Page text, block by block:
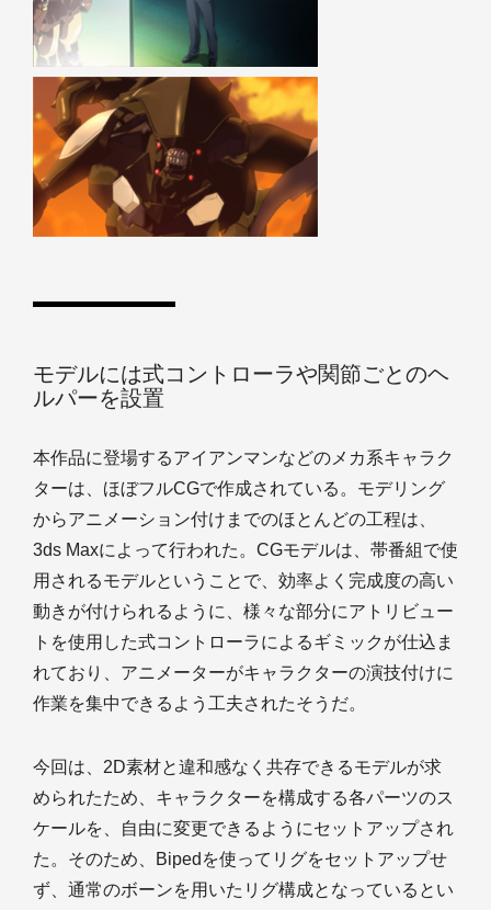
モデルには式コントローラや関節ごとのヘ
ルパーを設置
本作品に登場するアイアンマンなどのメカ系キャラク
ターは、ほぼフルCGで作成されている。モデリング
からアニメーション付けまでのほとんどの工程は、
3ds Maxによって行われた。CGモデルは、帯番組で使
用されるモデルということで、効率よく完成度の高い
動きが付けられるように、様々な部分にアトリビュー
トを使用した式コントローラによるギミックが仕込ま
れており、アニメーターがキャラクターの演技付けに
作業を集中できるよう工夫されたそうだ。
今回は、2D素材と違和感なく共存できるモデルが求
められたため、キャラクターを構成する各パーツのス
ケールを、自由に変更できるようにセットアップされ
た。そのため、Bipedを使ってリグをセットアップせ
ず、通常のボーンを用いたリグ構成となっているとい